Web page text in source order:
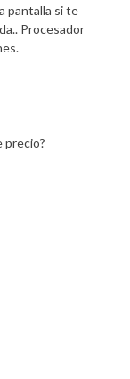
pantalla si te
Procesador